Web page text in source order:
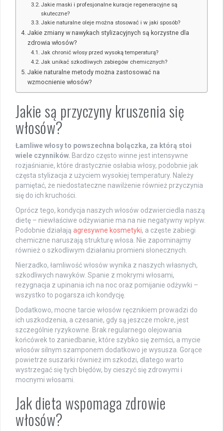
Jakie maski i profesjonalne kuracje regeneracyjne są
skuteczne?
Jakie naturalne oleje można stosować i w jaki sposób?
Jakie zmiany w nawykach stylizacyjnych są korzystne dla
zdrowia włosów?
Jak chronić włosy przed wysoką temperaturą?
Jak unikać szkodliwych zabiegów chemicznych?
Jakie naturalne metody można zastosować na
wzmocnienie włosów?
Jakie są przyczyny kruszenia się
włosów?
Łamliwe włosy to powszechna bolączka, za którą stoi
wiele czynników. Bardzo często winne jest intensywne
rozjaśnianie, które drastycznie osłabia włosy, podobnie jak
częsta stylizacja z użyciem wysokiej temperatury. Należy
pamiętać, że niedostateczne nawilżenie również przyczynia
się do ich kruchości.
Oprócz tego, kondycja naszych włosów odzwierciedla naszą
dietę – niewłaściwe odżywianie ma na nie negatywny wpływ.
Podobnie działają agresywne kosmetyki, a częste zabiegi
chemiczne naruszają strukturę włosa. Nie zapominajmy
również o szkodliwym działaniu promieni słonecznych.
Nierzadko, łamliwość włosów wynika z naszych własnych,
szkodliwych nawyków. Spanie z mokrymi włosami,
rezygnacja z upinania ich na noc oraz pomijanie odżywki –
wszystko to pogarsza ich kondycję.
Dodatkowo, mocne tarcie włosów ręcznikiem prowadzi do
ich uszkodzenia, a czesanie, gdy są jeszcze mokre, jest
szczególnie ryzykowne. Brak regularnego olejowania
końcówek to zaniedbanie, które szybko się zemści, a mycie
włosów silnym szamponem dodatkowo je wysusza. Gorące
powietrze suszarki również im szkodzi, dlatego warto
wystrzegać się tych błędów, by cieszyć się zdrowymi i
mocnymi włosami.
Jak dieta wspomaga zdrowie
włosów?